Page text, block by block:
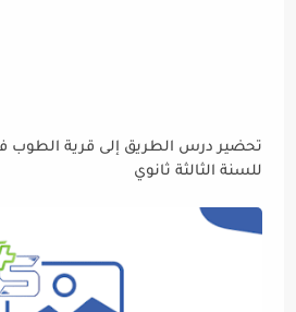
تحضير درس الطريق إلى قرية الطوب
للسنة الثالثة ثانوي